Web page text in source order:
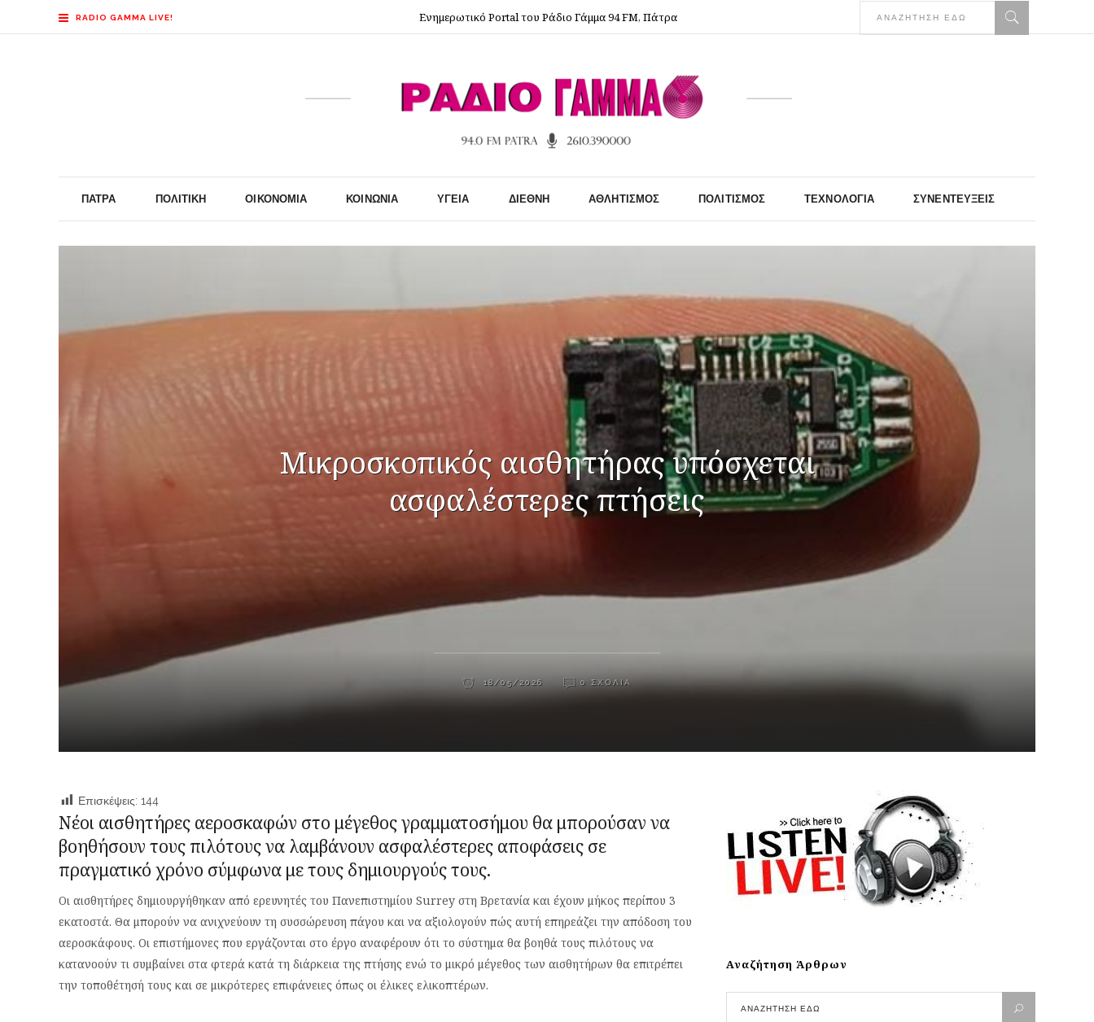
RADIO GAMMA LIVE! Ενημερωτικό Portal του Ράδιο Γάμμα 94 FM, Πάτρα
ΠΆΤΡΑ ΠΟΛΙΤΙΚΉ ΟΙΚΟΝΟΜΊΑ ΚΟΙΝΩΝΊΑ ΥΓΕΊΑ ΔΙΕΘΝΉ ΑΘΛΗΤΙΣΜΌΣ ΠΟΛΙΤΙΣΜΌΣ ΤΕΧΝΟΛΟΓΊΑ ΣΥΝΕΝΤΕΎΞΕΙΣ
Μικροσκοπικός αισθητήρας υπόσχεται
ασφαλέστερες πτήσεις
18/05/2026 0 ΣΧΌΛΙΑ
Επισκέψεις: 144
Νέοι αισθητήρες αεροσκαφών στο μέγεθος γραμματοσήμου θα μπορούσαν να
βοηθήσουν τους πιλότους να λαμβάνουν ασφαλέστερες αποφάσεις σε
πραγματικό χρόνο σύμφωνα με τους δημιουργούς τους.
Οι αισθητήρες δημιουργήθηκαν από ερευνητές του Πανεπιστημίου Surrey στη Βρετανία και έχουν μήκος περίπου 3
εκατοστά. Θα μπορούν να ανιχνεύουν τη συσσώρευση πάγου και να αξιολογούν πώς αυτή επηρεάζει την απόδοση του
αεροσκάφους. Οι επιστήμονες που εργάζονται στο έργο αναφέρουν ότι το σύστημα θα βοηθά τους πιλότους να
κατανοούν τι συμβαίνει στα φτερά κατά τη διάρκεια της πτήσης ενώ το μικρό μέγεθος των αισθητήρων θα επιτρέπει
την τοποθέτησή τους και σε μικρότερες επιφάνειες όπως οι έλικες ελικοπτέρων.
Αναζήτηση Άρθρων